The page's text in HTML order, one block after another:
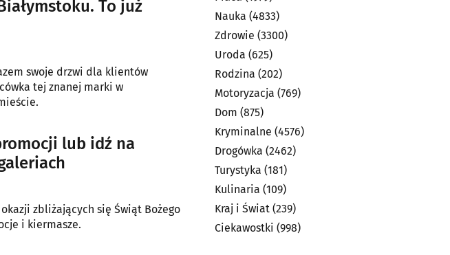
To już
swoje drzwi dla klientów
tej znanej marki w
lub idź na
zbliżających się Świąt Bożego
i kiermasze.
Nauka (4833)
Zdrowie (3300)
Uroda (625)
Rodzina (202)
Motoryzacja (769)
Dom (875)
Kryminalne (4576)
Drogówka (2462)
Turystyka (181)
Kulinaria (109)
Kraj i Świat (239)
Ciekawostki (998)